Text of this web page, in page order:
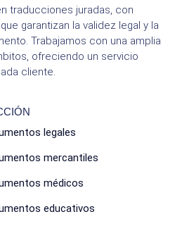
traducciones juradas, con
garantizan la validez legal y la
Trabajamos con una amplia
ofreciendo un servicio
cliente.
legales
mercantiles
médicos
educativos